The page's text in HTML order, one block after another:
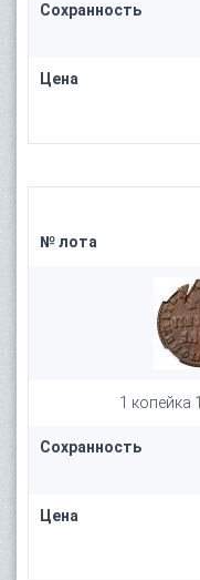
Сохранность
Цена
№ лота
1 копейка
Сохранность
Цена